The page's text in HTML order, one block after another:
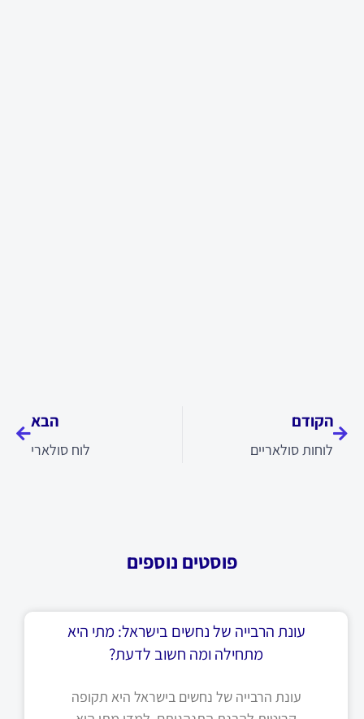
הקודם
לוחות סולאריים
הבא
לוח סולארי
פוסטים נוספים
עונת הרבייה של נחשים בישראל: מתי היא
מתחילה ומה חשוב לדעת?
עונת הרבייה של נחשים בישראל היא תקופה